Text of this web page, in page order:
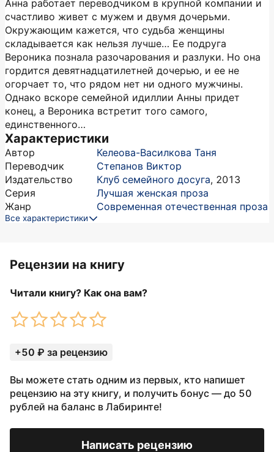
Анна работает переводчиком в крупной компании и
счастливо живет с мужем и двумя дочерьми.
Окружающим кажется, что судьба женщины
складывается как нельзя лучше… Ее подруга
Вероника познала разочарования и разлуки. Но она
гордится девятнадцатилетней дочерью, и ее не
огорчает то, что рядом нет ни одного мужчины.
Однако вскоре семейной идиллии Анны придет
конец, а Вероника встретит того самого,
единственного…
Характеристики
Автор
Келеова-Василкова Таня
Переводчик
Степанов Виктор
Издательство
Клуб семейного досуга, 2013
Серия
Лучшая женская проза
Жанр
Современная отечественная проза
Все характеристики
Рецензии на книгу
Читали книгу? Как она вам?
+50 ₽ за рецензию
Вы можете стать одним из первых, кто напишет
рецензию на эту книгу, и получить бонус — до 50
рублей на баланс в Лабиринте!
Написать рецензию